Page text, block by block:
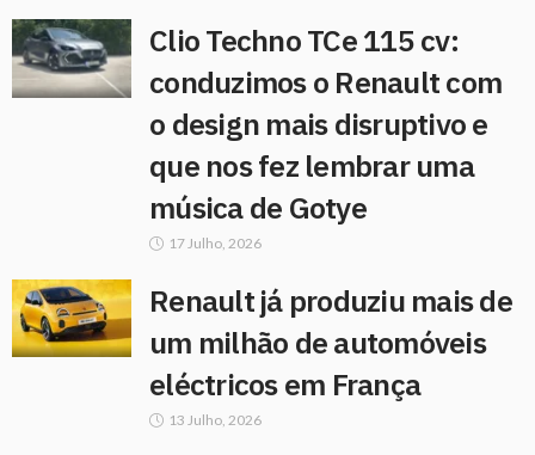
Clio Techno TCe 115 cv:
conduzimos o Renault com
o design mais disruptivo e
que nos fez lembrar uma
música de Gotye
17 Julho, 2026
Renault já produziu mais de
um milhão de automóveis
eléctricos em França
13 Julho, 2026